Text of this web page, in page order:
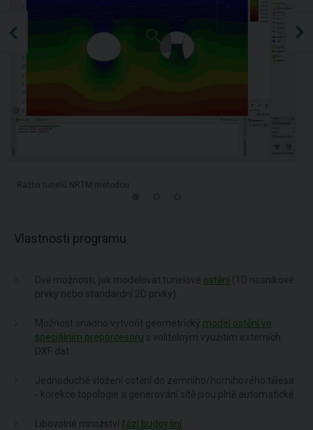
Ražba tunelů NRTM metodou
Vlastnosti programu
Dvě možnosti, jak modelovat tunelové ostění (1D nosníkové
prvky nebo standardní 2D prvky)
Možnost snadno vytvořit geometrický model ostění ve
speciálním preporcesoru s volitelným využitím externích
DXF dat
Jednoduché vložení ostění do zemního/hornihového tělesa
- korekce topologie a generování sítě jsou plně automatické
Libovolné množství fází budování